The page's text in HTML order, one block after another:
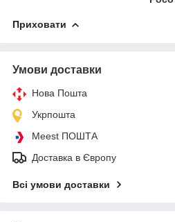
Приховати
Умови доставки
Нова Пошта
Укрпошта
Meest ПОШТА
Доставка в Європу
Всі умови доставки